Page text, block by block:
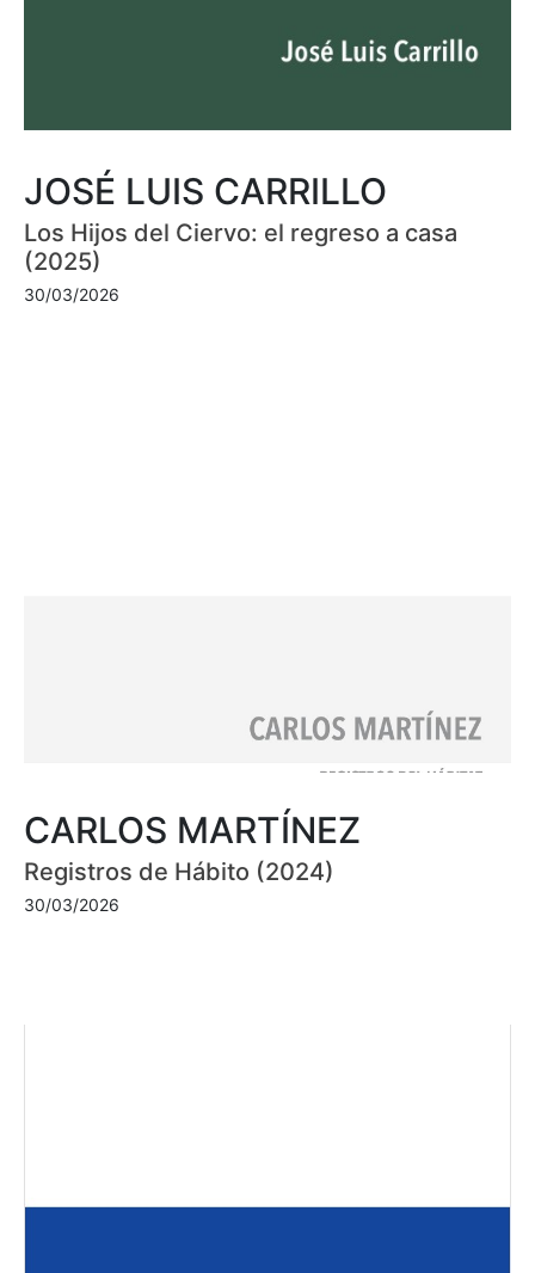
JOSÉ LUIS CARRILLO
Los Hijos del Ciervo: el regreso a casa
(2025)
30/03/2026
CARLOS MARTÍNEZ
Registros de Hábito (2024)
30/03/2026